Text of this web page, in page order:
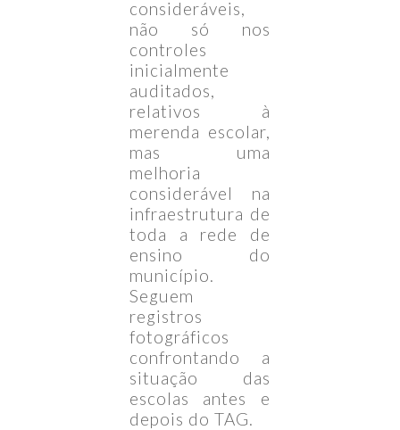
consideráveis,
não só nos
controles
inicialmente
auditados,
relativos à
merenda escolar,
mas uma
melhoria
considerável na
infraestrutura de
toda a rede de
ensino do
município.
Seguem
registros
fotográficos
confrontando a
situação das
escolas antes e
depois do TAG.